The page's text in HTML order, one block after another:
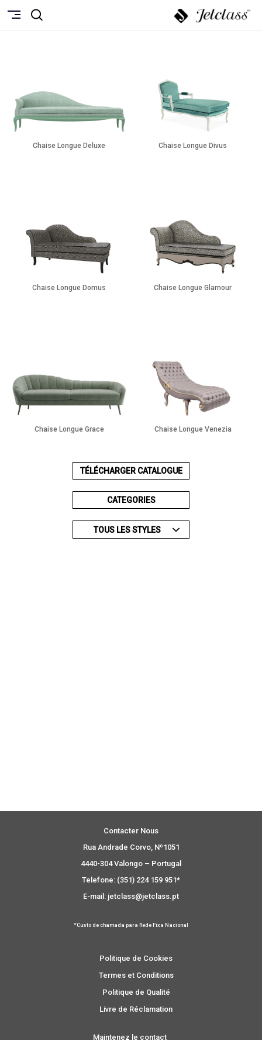
Chaise Longue Deluxe Chaise Longue Divus
Chaise Longue Domus Chaise Longue Glamour
Chaise Longue Grace Chaise Longue Venezia
TÉLÉCHARGER CATALOGUE
CATEGORIES
TOUS LES STYLES
Contacter Nous
Rua Andrade Corvo, Nº1051
4440-304 Valongo – Portugal
Telefone: (351) 224 159 951*
E-mail: jetclass@jetclass.pt
*Custo de chamada para Rede Fixa Nacional
Politique de Cookies
Termes et Conditions
Politique de Qualité
Livre de Réclamation
Maintenez le contact